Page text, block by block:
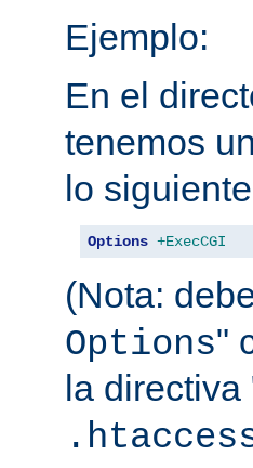
Ejemplo:
En el
tenemos
lo
Options +ExecCGI
(Nota:
Options"
la directiva